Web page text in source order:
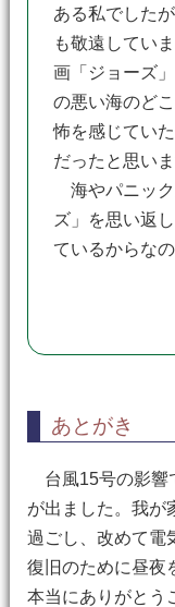
ある私でした
も敬遠してい
画「ジョーズ
の悪い海のど
怖を感じてい
だったと思いま
海やパニック
ズ」を思い返
ているからな
あとがき
台風15号の影響
が出ました。我が
過ごし、改めて電
復旧のために昼夜
本当にありがとう